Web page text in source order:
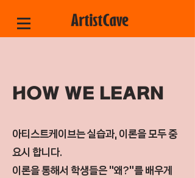
HOW WE LEARN​
아티스트케이브는 실습과, 이론을 모두 중
요시 합니다.
이론을 통해서 학생들은 "왜?"를 배우게